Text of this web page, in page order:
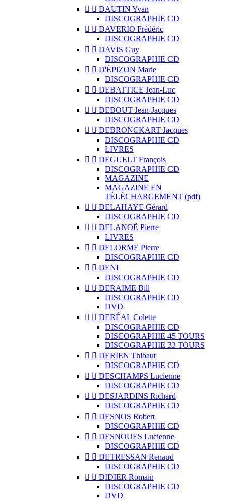
  DAUTIN Yvan
DISCOGRAPHIE CD
  DAVERIO Frédéric
DISCOGRAPHIE CD
  DAVIS Guy
DISCOGRAPHIE CD
  D'ÉPIZON Marie
DISCOGRAPHIE CD
  DEBATTICE Jean-Luc
DISCOGRAPHIE CD
  DEBOUT Jean-Jacques
DISCOGRAPHIE CD
  DEBRONCKART Jacques
DISCOGRAPHIE CD
LIVRES
  DEGUELT François
DISCOGRAPHIE CD
MAGAZINE
MAGAZINE EN
TÉLÉCHARGEMENT (pdf)
  DELAHAYE Gérard
DISCOGRAPHIE CD
  DELANOË Pierre
LIVRES
  DELORME Pierre
DISCOGRAPHIE CD
  DENI
DISCOGRAPHIE CD
  DERAIME Bill
DISCOGRAPHIE CD
DVD
  DERÉAL Colette
DISCOGRAPHIE CD
DISCOGRAPHIE 45 TOURS
DISCOGRAPHIE 33 TOURS
  DERIEN Thibaut
DISCOGRAPHIE CD
  DESCHAMPS Lucienne
DISCOGRAPHIE CD
  DESJARDINS Richard
DISCOGRAPHIE CD
  DESNOS Robert
DISCOGRAPHIE CD
  DESNOUES Lucienne
DISCOGRAPHIE CD
  DETRESSAN Renaud
DISCOGRAPHIE CD
  DIDIER Romain
DISCOGRAPHIE CD
DVD